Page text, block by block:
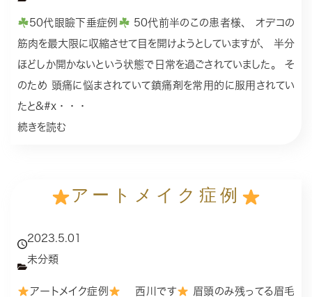
50代眼瞼下垂症例
50代前半のこの患者様、 オデコの
筋肉を最大限に収縮させて目を開けようとしていますが、 半分
ほどしか開かないという状態で日常を過ごされていました。 そ
のため 頭痛に悩まされていて鎮痛剤を常用的に服用されてい
たと&#x・・・
続きを読む
アートメイク症例
2023.5.01
未分類
アートメイク症例 西川です
眉頭のみ残ってる眉毛